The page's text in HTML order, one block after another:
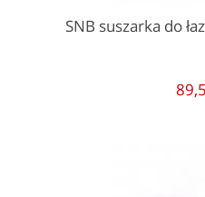
SNB suszarka do